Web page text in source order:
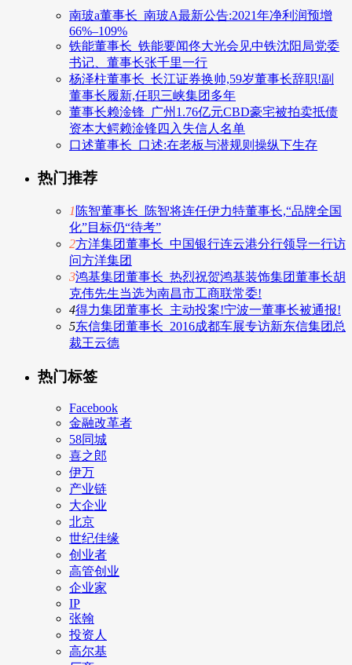
南玻a董事长_南玻A最新公告:2021年净利润预增
66%–109%
铁能董事长_铁能要闻佟大光会见中铁沈阳局党委
书记、董事长张千里一行
杨泽柱董事长_长江证券换帅,59岁董事长辞职!副
董事长履新,任职三峡集团多年
董事长赖淦锋_广州1.76亿元CBD豪宅被拍卖抵债
资本大鳄赖淦锋四入失信人名单
口述董事长_口述:在老板与潜规则操纵下生存
热门推荐
1 陈智董事长_陈智将连任伊力特董事长,“品牌全国
化”目标仍“待考”
2方洋集团董事长_中国银行连云港分行领导一行访
问方洋集团
3鸿基集团董事长_热烈祝贺鸿基装饰集团董事长胡
克伟先生当选为南昌市工商联常委!
4得力集团董事长_主动投案!宁波一董事长被通报!
5东信集团董事长_2016成都车展专访新东信集团总
裁王云德
热门标签
Facebook
金融改革者
58同城
喜之郎
伊万
产业链
大企业
北京
世纪佳缘
创业者
高管创业
企业家
IP
张翰
投资人
高尔基